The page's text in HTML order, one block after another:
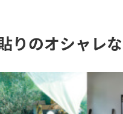
りのオシャレ